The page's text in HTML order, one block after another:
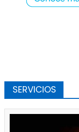
SERVICIOS